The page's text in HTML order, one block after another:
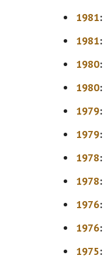
1981:
1981:
1980:
1980:
1979:
1979:
1978:
1978:
1976:
1976:
1975: